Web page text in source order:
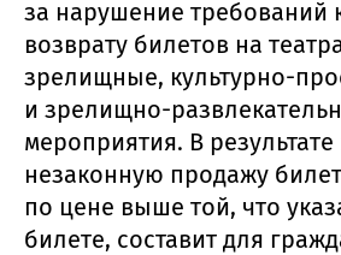
за нарушение требований
возврату билетов на
зрелищные, культурно-
и зрелищно-
мероприятия. В
незаконную продажу
по цене выше той, что
билете, составит для